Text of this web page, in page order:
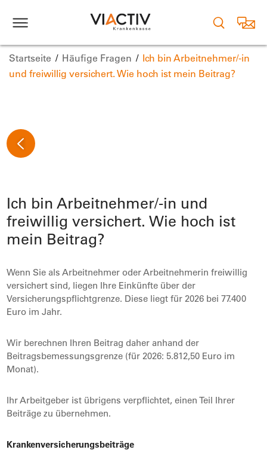
Startseite Häufige Fragen
Ich bin Arbeitnehmer/-in
und freiwillig versichert. Wie hoch ist mein Beitrag?
Ich bin Arbeitnehmer/-in und
freiwillig versichert. Wie hoch ist
mein Beitrag?
Wenn Sie als Arbeitnehmer oder Arbeitnehmerin freiwillig
versichert sind, liegen Ihre Einkünfte über der
Versicherungspflichtgrenze. Diese liegt für 2026 bei 77.400
Euro im Jahr.
Wir berechnen Ihren Beitrag daher anhand der
Beitragsbemessungsgrenze (für 2026: 5.812,50 Euro im
Monat).
Ihr Arbeitgeber ist übrigens verpflichtet, einen Teil Ihrer
Beiträge zu übernehmen.
Krankenversicherungsbeiträge